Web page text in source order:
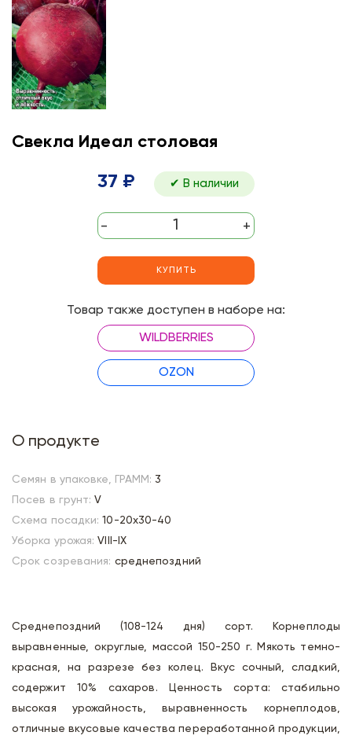
Свекла Идеал столовая
37 ₽ ✔ В наличии
- +
КУПИТЬ
Товар также доступен в наборе на:
WILDBERRIES
OZON
О продукте
Семян в упаковке, ГРАММ: 3
Посев в грунт: V
Схема посадки: 10-20х30-40
Уборка урожая: VIII-IX
Срок созревания: среднепоздний
Среднепоздний (108-124 дня) сорт. Корнеплоды
выравненные, округлые, массой 150-250 г. Мякоть темно-
красная, на разрезе без колец. Вкус сочный, сладкий,
содержит 10% сахаров. Ценность сорта: стабильно
высокая урожайность, выравненность корнеплодов,
отличные вкусовые качества переработанной продукции,